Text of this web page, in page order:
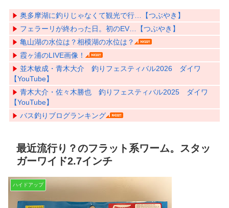
奥多摩湖に釣りじゃなくて観光で行…【つぶやき】
フェラーリが終わった日。初のEV…【つぶやき】
亀山湖の水位は？相模湖の水位は？
霞ヶ浦のLIVE画像！
並木敏成・青木大介 釣りフェスティバル2026 ダイワ
【YouTube】
青木大介・佐々木勝也 釣りフェスティバル2025 ダイワ
【YouTube】
バス釣りブログランキング
最近流行り？のフラット系ワーム。スタッ
ガーワイド2.7インチ
ハイドアップ